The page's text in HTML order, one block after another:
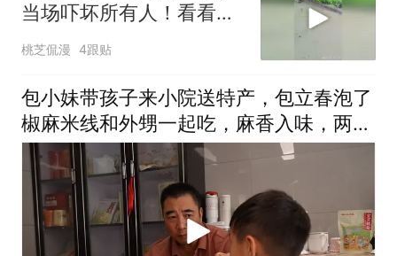
当场吓坏所有人！看看究
竟为何物？
桃芝侃漫 4跟贴
包小妹带孩子来小院送特产，包立春泡了
椒麻米线和外甥一起吃，麻香入味，两个
人得吃津津有味